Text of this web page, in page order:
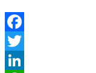
Facebook
Twitter